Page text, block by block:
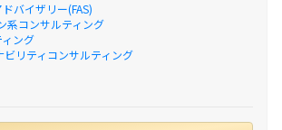
バイザリー(FAS)
系コンサルティング
ング
ビリティコンサルティング